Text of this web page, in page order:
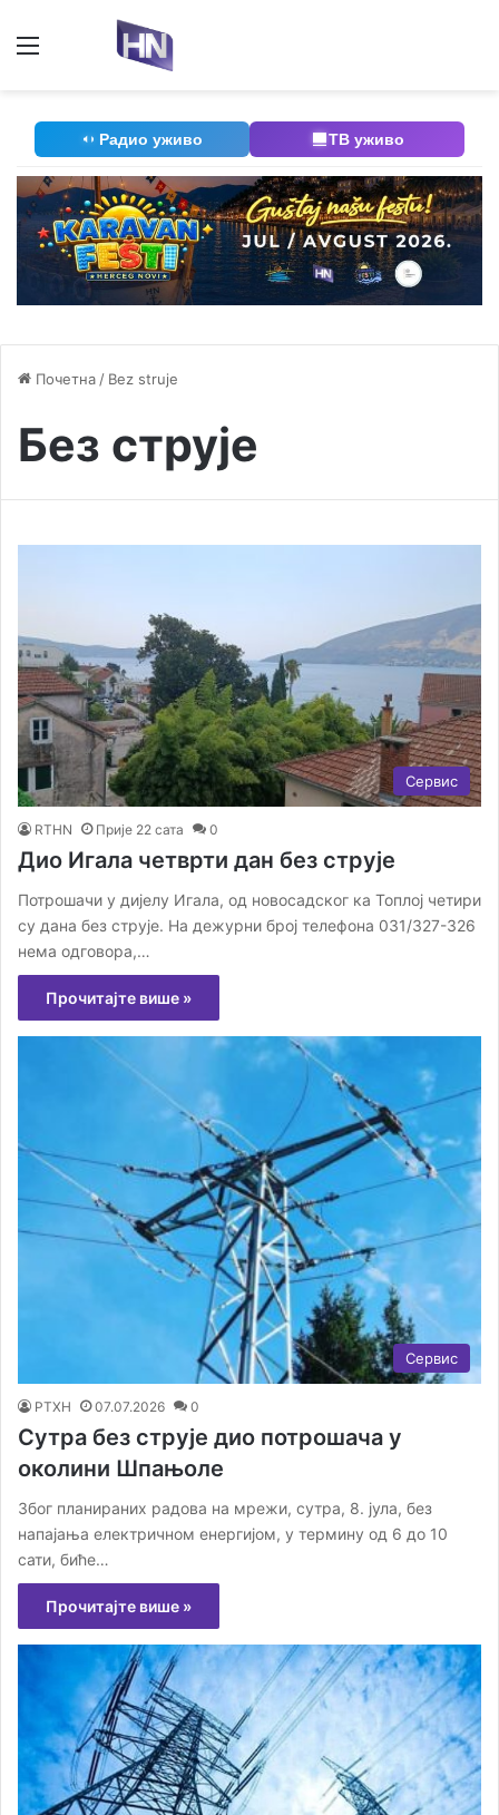
Радио уживо ТВ уживо
Почетна / Bez struje
Без струје
Сервис
RTHN Прије 22 сата 0
Дио Игала четврти дан без струје
Потрошачи у дијелу Игала, од новосадског ка Топлој четири
су дана без струје. На дежурни број телефона 031/327-326
нема одговора,…
Прочитајте више »
Сервис
РТХН 07.07.2026 0
Сутра без струје дио потрошача у
околини Шпањоле
Због планираних радова на мрежи, сутра, 8. јула, без
напајања електричном енергијом, у термину од 6 до 10
сати, биће…
Прочитајте више »